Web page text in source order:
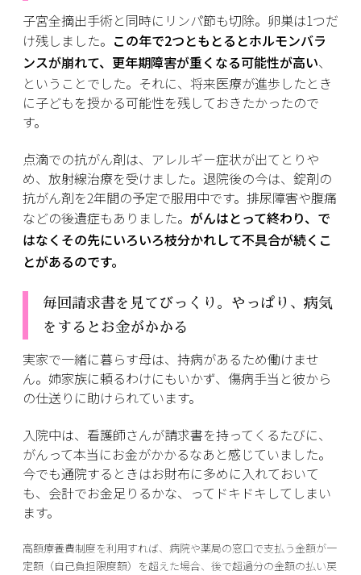
子宮全摘出手術と同時にリンパ節も切除。卵巣は1つだ
け残しました。 この年で2つともとるとホルモンバラ
ンスが崩れて、更年期障害が重くなる可能性が高い、
ということでした。それに、将来医療が進歩したとき
に子どもを授かる可能性を残しておきたかったので
す。
点滴での抗がん剤は、アレルギー症状が出てとりや
め、放射線治療を受けました。退院後の今は、錠剤の
抗がん剤を2年間の予定で服用中です。排尿障害や腹痛
などの後遺症もありました。 がんはとって終わり、で
はなくその先にいろいろ枝分かれして不具合が続くこ
とがあるのです。
毎回請求書を見てびっくり。やっぱり、病気
をするとお金がかかる
実家で一緒に暮らす母は、持病があるため働けませ
ん。姉家族に頼るわけにもいかず、傷病手当と彼から
の仕送りに助けられています。
入院中は、看護師さんが請求書を持ってくるたびに、
がんって本当にお金がかかるなあと感じていました。
今でも通院するときはお財布に多めに入れておいて
も、会計でお金足りるかな、ってドキドキしてしまい
ます。
高額療養費制度を利用すれば、病院や薬局の窓口で支払う金額が一
定額（自己負担限度額）を超えた場合、後で超過分の金額の払い戻